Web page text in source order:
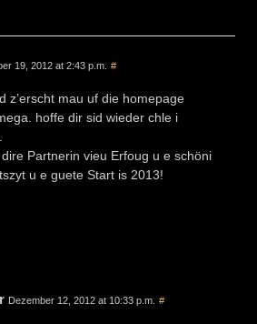
19, 2012 at 2:43 p.m. #
z’erscht mau uf die homepage
hoffe dir sid wieder chle i
Partnerin vieu Erfoug u e schöni
u e guete Start is 2013!
Dezember 12, 2012 at 10:33 p.m. #